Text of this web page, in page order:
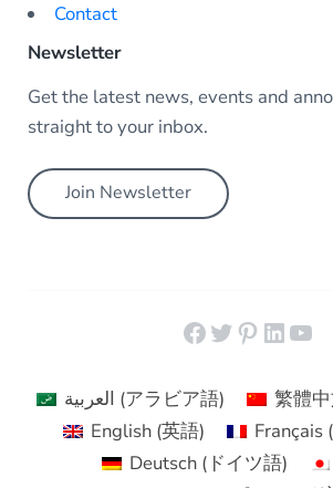
Contact
Newsletter
Get the latest news, events and
straight to your inbox.
Join Newsletter
Facebook
Twitter
Pinterest
العربية (アラビア語) 繁體
English (英語) Français(
Deutsch ( ドイツ語)